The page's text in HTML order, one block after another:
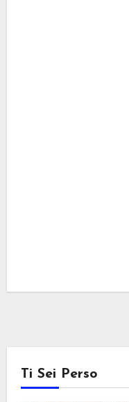
Ti Sei Perso